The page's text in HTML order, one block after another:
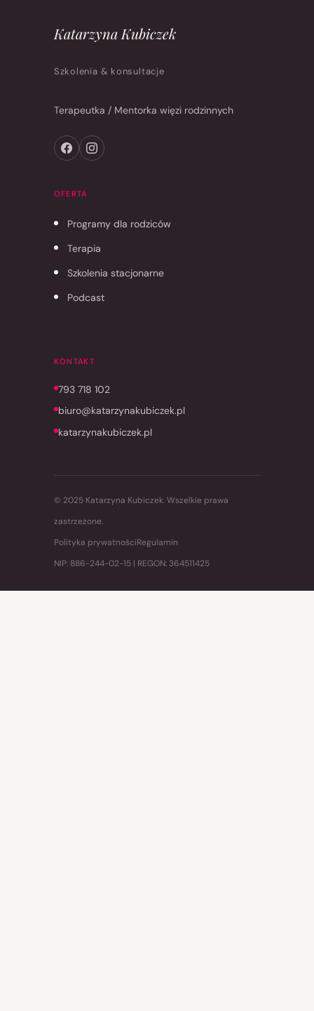
Katarzyna Kubiczek
Szkolenia & konsultacje
Terapeutka / Mentorka więzi rodzinnych
OFERTA
Programy dla rodziców
Terapia
Szkolenia stacjonarne
Podcast
KONTAKT
793 718 102
biuro@katarzynakubiczek.pl
katarzynakubiczek.pl
© 2025 Katarzyna Kubiczek. Wszelkie prawa
zastrzeżone.
Polityka prywatnościRegulamin
NIP: 886-244-02-15 | REGON: 364511425